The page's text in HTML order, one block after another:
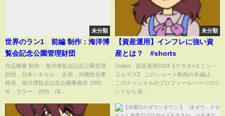
未分類
世界のラン1 前編 制作：海洋博
覧会記念公園管理財団
作品概要 制作：海洋博覧会記念公園管理
財団、日本シネセル 企画：沖縄総合事
務局、海洋博覧会記念公園事務所 1985
年 カラー 29分 （B...
未分類
【資産運用】インフレに強い資
産とは？ #shorts
2sides : 資産運用2024【テスタ×エミン・
ユルマズ】 このショート動画の本編は、
このチャンネルのプロフィールページのリ
ンクから視...